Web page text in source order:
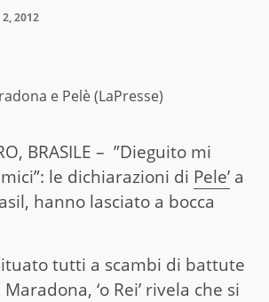
2012
e Pelè (LaPresse)
BRASILE – ”Dieguito mi
le dichiarazioni di Pele’ a
hanno lasciato a bocca
tutti a scambi di battute
‘o Rei’ rivela che si